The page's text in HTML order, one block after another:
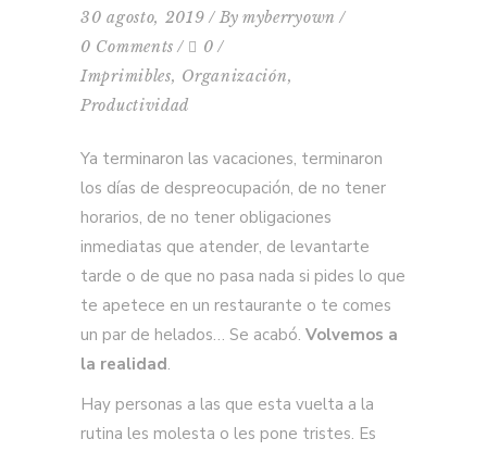
30 agosto, 2019 By myberryown
0 Comments
0
Imprimibles, Organización,
Productividad
Ya terminaron las vacaciones, terminaron
los días de despreocupación, de no tener
horarios, de no tener obligaciones
inmediatas que atender, de levantarte
tarde o de que no pasa nada si pides lo que
te apetece en un restaurante o te comes
un par de helados… Se acabó. Volvemos a
la realidad.
Hay personas a las que esta vuelta a la
rutina les molesta o les pone tristes. Es